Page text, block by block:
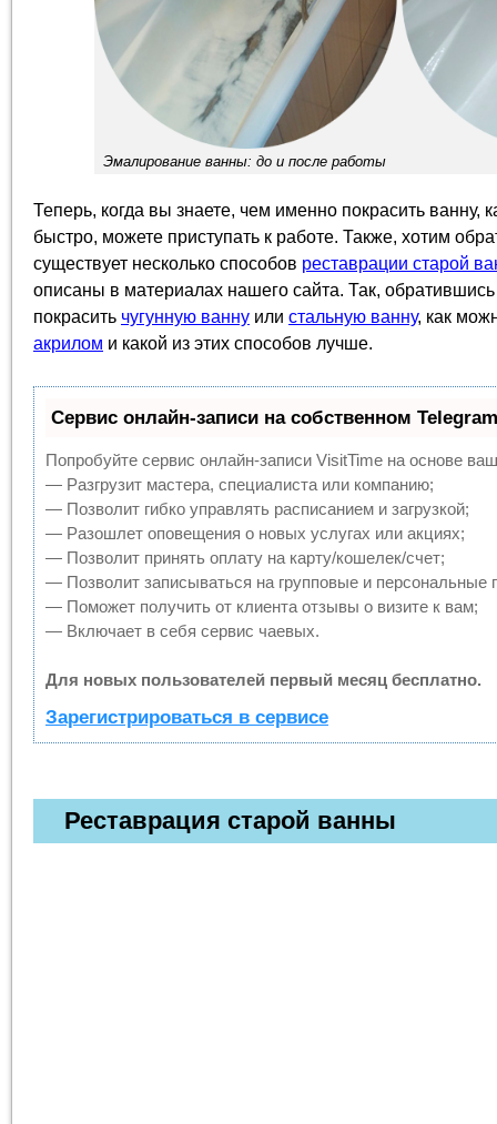
Эмалирование ванны: до и после работы
Теперь, когда вы знаете, чем именно покрасить ванну,
быстро, можете приступать к работе. Также, хотим
существует несколько способов реставрации старой
описаны в материалах нашего сайта. Так, обратившись
покрасить чугунную ванну или стальную ванну, как
акрилом и какой из этих способов лучше.
Сервис онлайн-записи на собственном
Попробуйте сервис онлайн-записи VisitTime на основе
— Разгрузит мастера, специалиста или компанию;
— Позволит гибко управлять расписанием и загрузкой;
— Разошлет оповещения о новых услугах или акциях;
— Позволит принять оплату на карту/кошелек/счет;
— Позволит записываться на групповые и персональные
— Поможет получить от клиента отзывы о визите к вам;
— Включает в себя сервис чаевых.
Для новых пользователей первый месяц бесплатно.
Зарегистрироваться в сервисе
Реставрация старой ванны